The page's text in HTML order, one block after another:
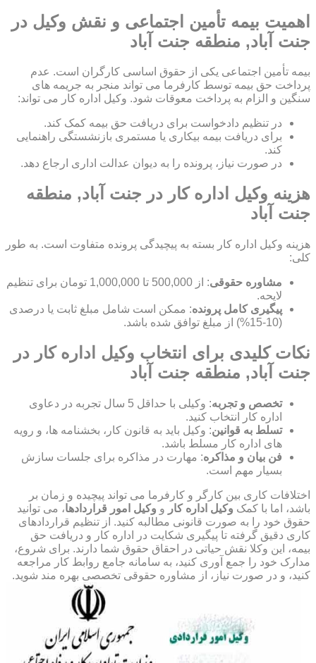
اهمیت بیمه تأمین اجتماعی و نقش وکیل در
جنت آباد, منطقه جنت آباد
بیمه تأمین اجتماعی یکی از حقوق اساسی کارگران است. عدم
پرداخت حق بیمه توسط کارفرما می تواند منجر به جریمه های
سنگین و الزام به پرداخت معوقات شود. وکیل اداره کار می تواند:
در تنظیم دادخواست برای دریافت حق بیمه کمک کند.
برای دریافت بیمه بیکاری یا مستمری بازنشستگی راهنمایی
کند.
در صورت نیاز، پرونده را به دیوان عدالت اداری ارجاع دهد.
هزینه وکیل اداره کار در جنت آباد, منطقه
جنت آباد
هزینه وکیل اداره کار بسته به پیچیدگی پرونده متفاوت است. به طور
کلی:
مشاوره حقوقی
: از 500,000 تا 1,000,000 تومان برای تنظیم
لایحه.
پیگیری کامل پرونده: ممکن است شامل مبلغ ثابت یا درصدی
(10-15%) از مبلغ توافق شده باشد.
نکات کلیدی برای انتخاب وکیل اداره کار در
جنت آباد, منطقه جنت آباد
تخصص و تجربه
: وکیلی با حداقل 5 سال تجربه در دعاوی
اداره کار انتخاب کنید.
تسلط به قوانین: وکیل باید به قانون کار، بخشنامه ها، و رویه
های اداره کار مسلط باشد.
فن بیان و مذاکره: مهارت در مذاکره برای جلسات سازش
بسیار مهم است.
اختلافات کاری بین کارگر و کارفرما می تواند پیچیده و زمان بر
باشد، اما با کمک وکیل اداره کار و وکیل امور قراردادها، می توانید
حقوق خود را به صورت قانونی مطالبه کنید. از تنظیم قراردادهای
کاری دقیق گرفته تا پیگیری شکایت در اداره کار و دریافت حق
بیمه، این وکلا نقش حیاتی در احقاق حقوق شما دارند. برای شروع،
مدارک خود را جمع آوری کنید، به سامانه جامع روابط کار مراجعه
کنید، و در صورت نیاز، از مشاوره حقوقی تخصصی بهره مند شوید.